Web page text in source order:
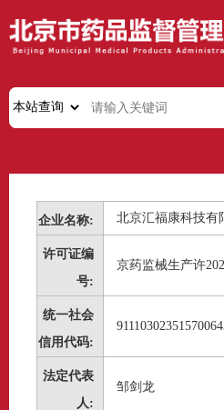
企业名称: 北京汇福康科技有
许可证编
号:
京药监械生产许
统一社会
信用代码:
法定代表
人:
邹剑龙